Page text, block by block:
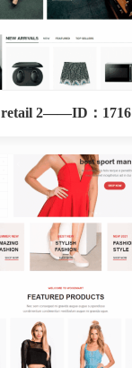
retail 2——ID：1716